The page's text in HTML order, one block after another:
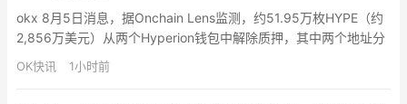
okx 8月5日消息，据Onchain Lens监测，约51.95万枚HYPE（约
2,856万美元）从两个Hyperion钱包中解除质押，其中两个地址分
别解除质押41.3万枚（约2,270万美元）和10.65万枚（约586万美
元）。
OK快讯 1小时前